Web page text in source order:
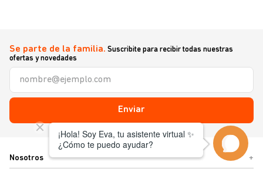
Se parte de la familia. Suscribite para recibir todas nuestras
ofertas y novedades
Enviar
Nosotros +